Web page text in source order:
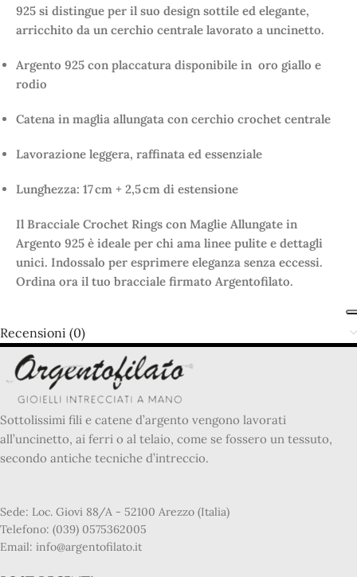
925 si distingue per il suo design sottile ed elegante,
arricchito da un cerchio centrale lavorato a uncinetto.
Argento 925 con placcatura disponibile in oro giallo e
rodio
Catena in maglia allungata con cerchio crochet centrale
Lavorazione leggera, raffinata ed essenziale
Lunghezza: 17 cm + 2,5 cm di estensione
Il Bracciale Crochet Rings con Maglie Allungate in
Argento 925 è ideale per chi ama linee pulite e dettagli
unici. Indossalo per esprimere eleganza senza eccessi.
Ordina ora il tuo bracciale firmato Argentofilato.
Recensioni (0)
Sottolissimi fili e catene d’argento vengono lavorati
all’uncinetto, ai ferri o al telaio, come se fossero un tessuto,
secondo antiche tecniche d’intreccio.
Sede: Loc. Giovi 88/A - 52100 Arezzo (Italia)
Telefono: (039) 0575362005
Email: info@argentofilato.it